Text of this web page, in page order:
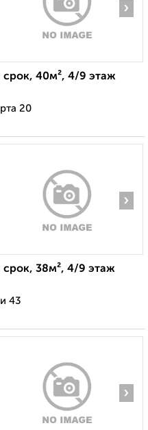
›
срок, 40м², 4/9 этаж
20
›
срок, 38м², 4/9 этаж
43
›